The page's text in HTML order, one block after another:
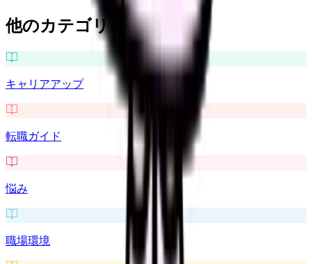
他のカテゴリを探す
キャリアアップ
転職ガイド
悩み
職場環境